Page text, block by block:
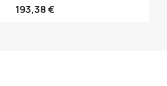
193,38 €